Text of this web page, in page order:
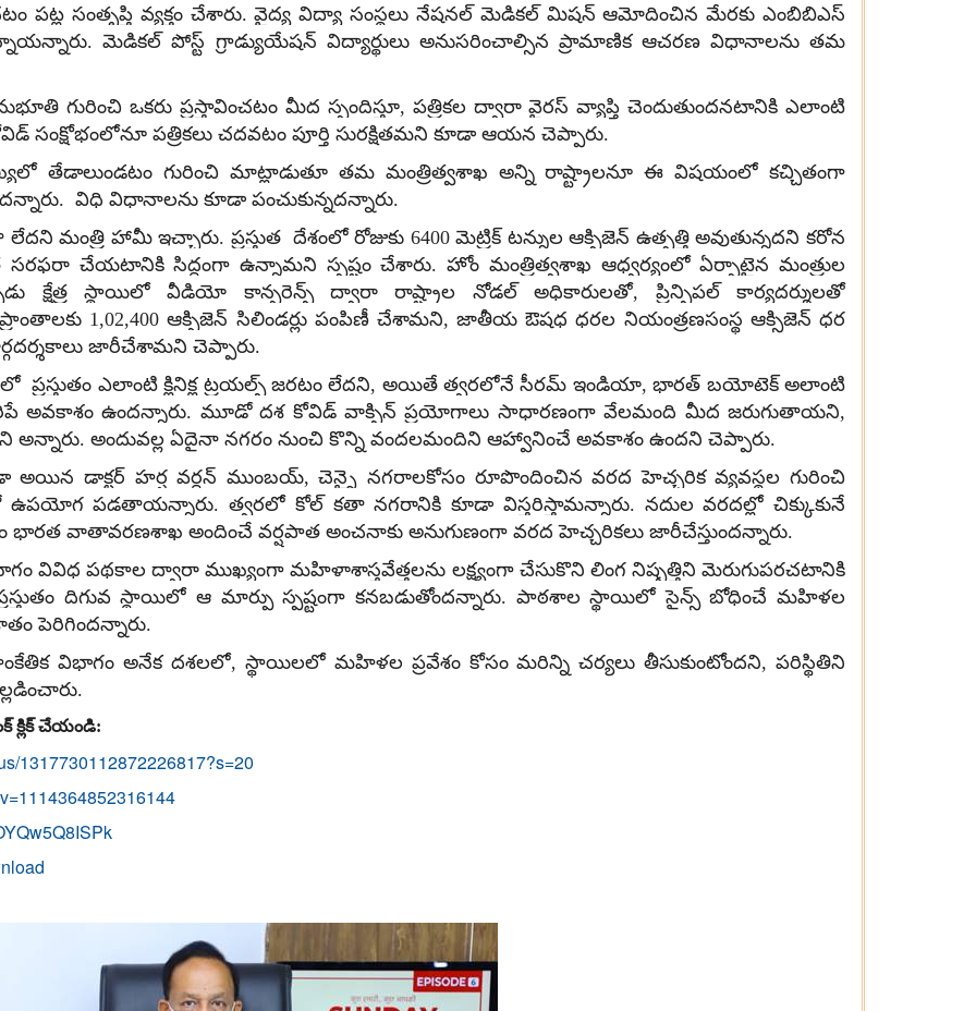
పట్ల సంతృప్తి వ్యక్తం చేశారు. వైద్య విద్యా సంస్థలు నేషనల్ మెడికల్ మిషన్ ఆమోదించిన మేరకు ఎంబిబిఎస్
మెడికల్ పోస్ట్ గ్రాడ్యుయేషన్ విద్యార్థులు అనుసరించాల్సిన ప్రామాణిక ఆచరణ విధానాలను తమ
గురించి ఒకరు ప్రస్తావించటం మీద స్పందిస్తూ, పత్రికల ద్వారా వైరస్ వ్యాప్తి చెందుతుందనటానికి ఎలాంటి
సంక్షోభంలోనూ పత్రికలు చదవటం పూర్తి సురక్షితమని కూడా ఆయన చెప్పారు.
తేడాలుండటం గురించి మాట్లాడుతూ తమ మంత్రిత్వశాఖ అన్ని రాష్ట్రాలనూ ఈ విషయంలో కచ్చితంగా
విధి విధానాలను కూడా పంచుకున్నదన్నారు.
మంత్రి హామీ ఇచ్చారు. ప్రస్తుత దేశంలో రోజుకు 6400 మెట్రిక్ టన్నుల ఆక్సిజెన్ ఉత్పత్తి అవుతున్నదని కరోన
చేయటానికి సిద్ధంగా ఉన్నామని స్పష్టం చేశారు. హోం మంత్రిత్వశాఖ ఆధ్వర్యంలో ఏర్పాటైన మంత్రుల
క్షేత్ర స్థాయిలో వీడియో కాన్ఫరెన్స్ ద్వారా రాష్ట్రాల నోడల్ అధికారులతో, ప్రిన్సిపల్ కార్యదర్శులతో
ప్రాంతాలకు 1,02,400 ఆక్సిజెన్ సిలిండర్లు పంపిణీ చేశామని, జాతీయ ఔషధ ధరల నియంత్రణసంస్థ ఆక్సిజెన్ ధర
జారీచేశామని చెప్పారు.
ప్రస్తుతం ఎలాంటి క్లినిక్ల ట్రయల్స్ జరటం లేదని, అయితే త్వరలోనే సీరమ్ ఇండియా, భారత్ బయోటెక్ అలాంటి
అవకాశం ఉందన్నారు. మూడో దశ కోవిడ్ వాక్సిన్ ప్రయోగాలు సాధారణంగా వేలమంది మీద జరుగుతాయని,
అన్నారు. అందువల్ల ఏదైనా నగరం నుంచి కొన్ని వందలమందిని ఆహ్వానించే అవకాశం ఉందని చెప్పారు.
అయిన డాక్టర్ హర్ష వర్ధన్ ముంబయ్, చెన్నై నగరాలకోసం రూపొందించిన వరద హెచ్చరిక వ్యవస్థల గురించి
పడతాయన్నారు. త్వరలో కోల్ కతా నగరానికి కూడా విస్తరిస్తామన్నారు. నదుల వరదల్లో చిక్కుకునే
భారత వాతావరణశాఖ అందించే వర్షపాత అంచనాకు అనుగుణంగా వరద హెచ్చరికలు జారీచేస్తుందన్నారు.
వివిధ పథకాల ద్వారా ముఖ్యంగా మహిళాశాస్త్రవేత్తలను లక్ష్యంగా చేసుకొని లింగ నిష్పత్తిని మెరుగుపరచటానికి
ప్రస్తుతం దిగువ స్థాయిలో ఆ మార్పు స్పష్టంగా కనబడుతోందన్నారు. పాఠశాల స్థాయిలో సైన్స్ బోధించే మహిళల
పెరిగిందన్నారు.
విభాగం అనేక దశలలో, స్థాయిలలో మహిళల ప్రవేశం కోసం మరిన్ని చర్యలు తీసుకుంటోందని, పరిస్థితిని
క్లిక్ చేయండి:
1317730112872226817?s=20